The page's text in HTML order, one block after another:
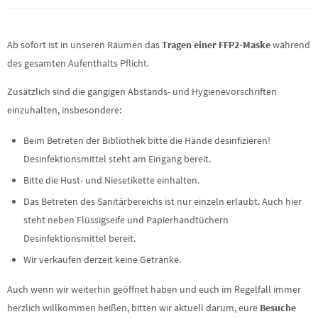
Ab sofort ist in unseren Räumen dasTragen einer FFP2-Maskewährend
des gesamten Aufenthalts Pflicht.
Zusätzlich sind die gängigen Abstands- und Hygienevorschriften
einzuhalten, insbesondere:
Beim Betreten der Bibliothek bitte die Hände desinfizieren!
Desinfektionsmittel steht am Eingang bereit.
Bitte die Hust- und Niesetikette einhalten.
Das Betreten des Sanitärbereichs ist nur einzeln erlaubt. Auch hier
steht neben Flüssigseife und Papierhandtüchern
Desinfektionsmittel bereit.
Wir verkaufen derzeit keine Getränke.
Auch wenn wir weiterhin geöffnet haben und euch im Regelfall immer
herzlich willkommen heißen, bitten wir aktuell darum, eure Besuche